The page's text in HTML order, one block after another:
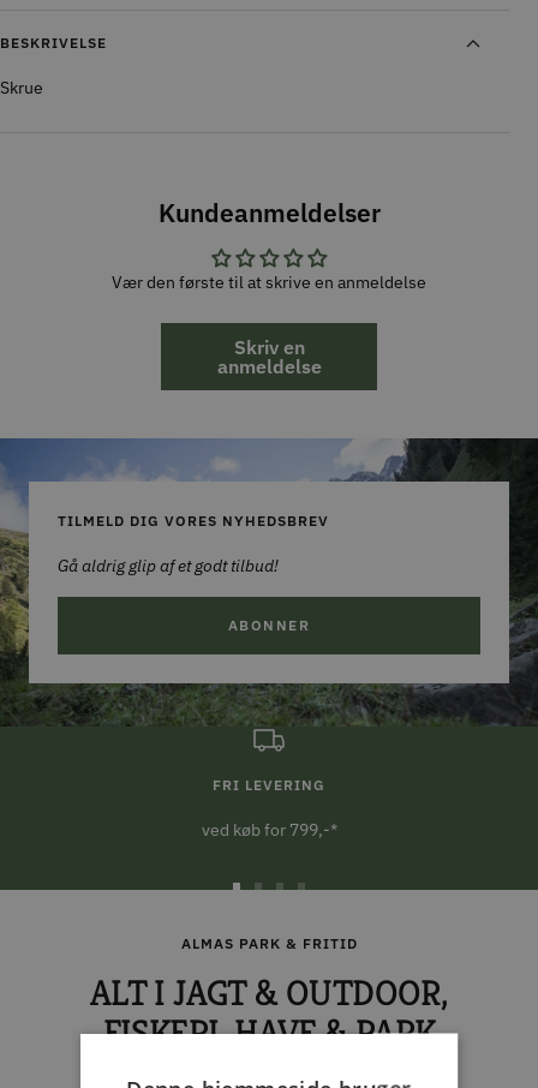
BESKRIVELSE
Skrue
Kundeanmeldelser
Vær den første til at skrive en anmeldelse
Skriv en
anmeldelse
TILMELD DIG VORES NYHEDSBREV
Gå aldrig glip af et godt tilbud!
ABONNER
FRI LEVERING
ved køb for 799,-*
1
2
4
ALMAS PARK & FRITID
ALT I JAGT & OUTDOOR,
FISKERI, HAVE & PARK